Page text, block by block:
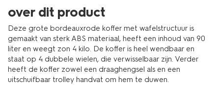
over dit product
Deze grote bordeauxrode koffer met wafelstructuur is
gemaakt van sterk ABS materiaal, heeft een inhoud van 90
liter en weegt zon 4 kilo. De koffer is heel wendbaar en
staat op 4 dubbele wielen, die verwisselbaar zijn. Verder
heeft de koffer zowel een draaghengsel als en een
uitschuifbaar trolley handvat om hem te duwen.